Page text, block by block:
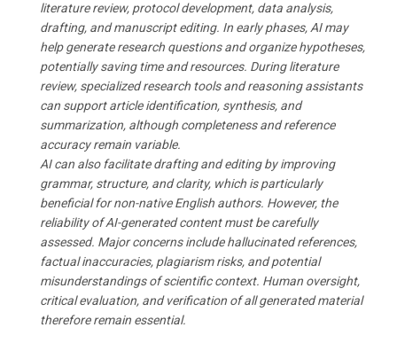
literature review, protocol development, data analysis,
drafting, and manuscript editing. In early phases, AI may
help generate research questions and organize hypotheses,
potentially saving time and resources. During literature
review, specialized research tools and reasoning assistants
can support article identification, synthesis, and
summarization, although completeness and reference
accuracy remain variable.
AI can also facilitate drafting and editing by improving
grammar, structure, and clarity, which is particularly
beneficial for non-native English authors. However, the
reliability of AI-generated content must be carefully
assessed. Major concerns include hallucinated references,
factual inaccuracies, plagiarism risks, and potential
misunderstandings of scientific context. Human oversight,
critical evaluation, and verification of all generated material
therefore remain essential.